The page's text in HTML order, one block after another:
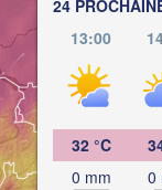
24
13:00
32 °C
0 mm
0